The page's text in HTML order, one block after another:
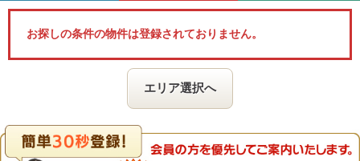
お探しの条件の物件は登録されておりません。
エリア選択へ